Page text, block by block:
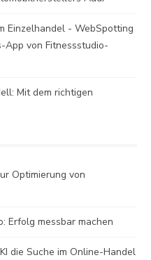
Einzelhandel - WebSpotting
von Fitnessstudio-
Mit dem richtigen
Optimierung von
Erfolg messbar machen
die Suche im Online-Handel